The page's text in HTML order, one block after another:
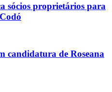
sócios proprietários para
candidatura de Roseana